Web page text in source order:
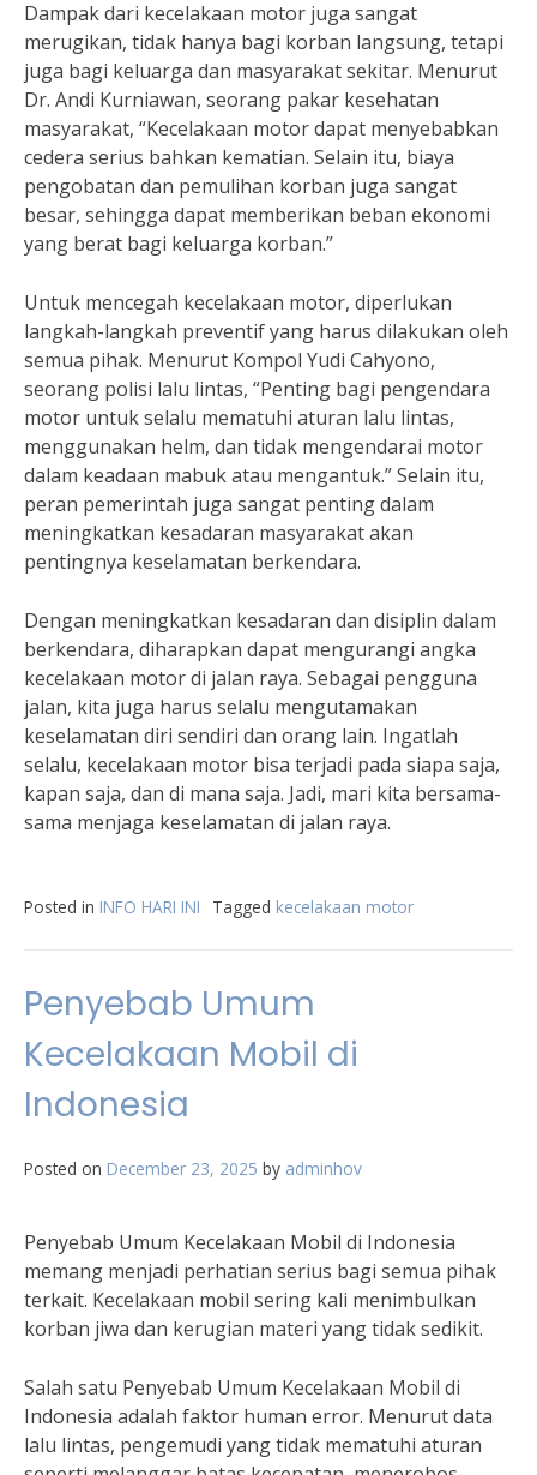
Dampak dari kecelakaan motor juga sangat
merugikan, tidak hanya bagi korban langsung, tetapi
juga bagi keluarga dan masyarakat sekitar. Menurut
Dr. Andi Kurniawan, seorang pakar kesehatan
masyarakat, “Kecelakaan motor dapat menyebabkan
cedera serius bahkan kematian. Selain itu, biaya
pengobatan dan pemulihan korban juga sangat
besar, sehingga dapat memberikan beban ekonomi
yang berat bagi keluarga korban.”
Untuk mencegah kecelakaan motor, diperlukan
langkah-langkah preventif yang harus dilakukan oleh
semua pihak. Menurut Kompol Yudi Cahyono,
seorang polisi lalu lintas, “Penting bagi pengendara
motor untuk selalu mematuhi aturan lalu lintas,
menggunakan helm, dan tidak mengendarai motor
dalam keadaan mabuk atau mengantuk.” Selain itu,
peran pemerintah juga sangat penting dalam
meningkatkan kesadaran masyarakat akan
pentingnya keselamatan berkendara.
Dengan meningkatkan kesadaran dan disiplin dalam
berkendara, diharapkan dapat mengurangi angka
kecelakaan motor di jalan raya. Sebagai pengguna
jalan, kita juga harus selalu mengutamakan
keselamatan diri sendiri dan orang lain. Ingatlah
selalu, kecelakaan motor bisa terjadi pada siapa saja,
kapan saja, dan di mana saja. Jadi, mari kita bersama-
sama menjaga keselamatan di jalan raya.
Posted in INFO HARI INI Tagged kecelakaan motor
Penyebab Umum
Kecelakaan Mobil di
Indonesia
Posted on December 23, 2025 by adminhov
Penyebab Umum Kecelakaan Mobil di Indonesia
memang menjadi perhatian serius bagi semua pihak
terkait. Kecelakaan mobil sering kali menimbulkan
korban jiwa dan kerugian materi yang tidak sedikit.
Salah satu Penyebab Umum Kecelakaan Mobil di
Indonesia adalah faktor human error. Menurut data
lalu lintas, pengemudi yang tidak mematuhi aturan